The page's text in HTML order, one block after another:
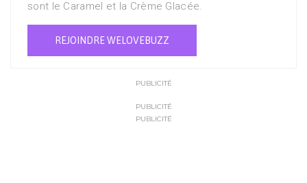
sont le Caramel et la Crème Glacée.
REJOINDRE WELOVEBUZZ
PUBLICITÉ
PUBLICITÉ
PUBLICITÉ